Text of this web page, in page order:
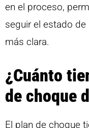
en el proceso,
seguir el estado
más clara.
¿Cuánto
de choque
El plan de choque